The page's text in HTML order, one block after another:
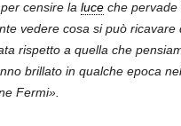
censire la luceche pervade
vedere cosa si può ricavare
rispetto a quella che
brillato in qualche epoca
Fermi».